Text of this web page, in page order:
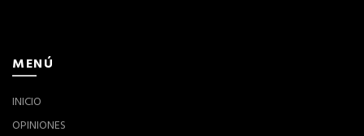
MENÚ
INICIO
OPINIONES